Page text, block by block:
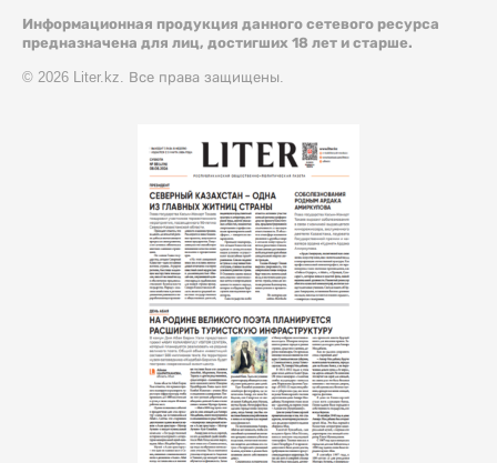
Информационная продукция данного сетевого ресурса
предназначена для лиц, достигших 18 лет и старше.
© 2026 Liter.kz. Все права защищены.